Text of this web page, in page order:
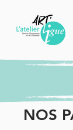
NOS